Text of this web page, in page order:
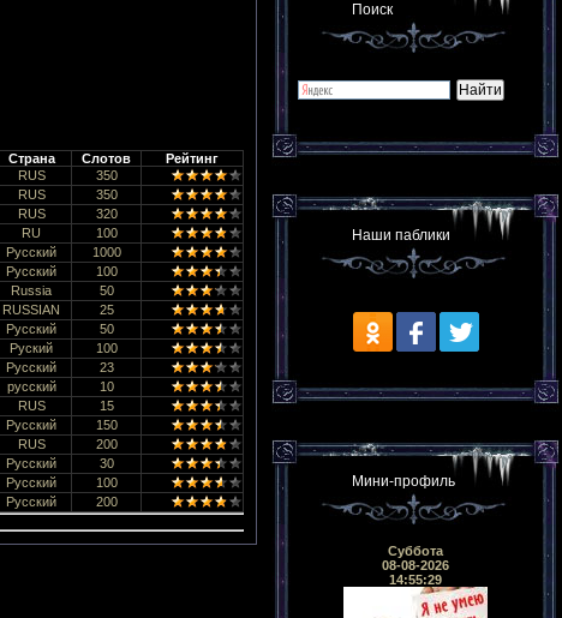
Страна Слотов Рейтинг
RUS 350
RUS 350
RUS 320
RU 100
Русский 1000
Русский 100
Russia 50
RUSSIAN 25
Русский 50
Руский 100
Русский 23
русский 10
RUS 15
Русский 150
RUS 200
Русский 30
Русский 100
Русский
200
Поиск
Наши паблики
Мини-профиль
Суббота
08-08-2026
14:55:29